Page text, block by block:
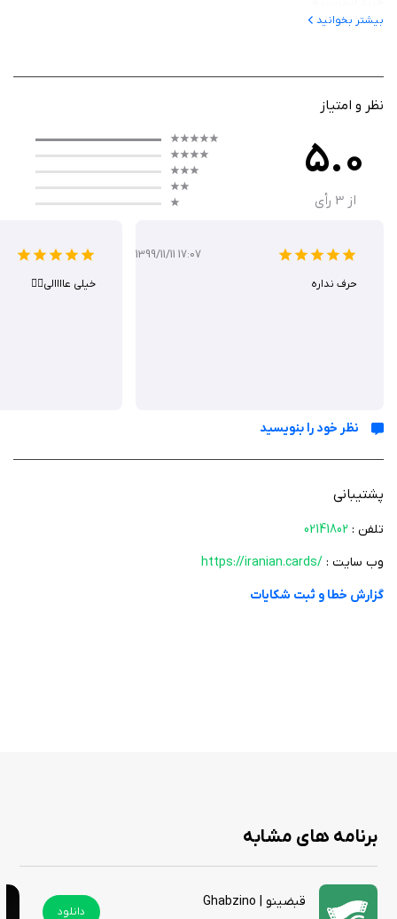
ولی با این مزیت که درصدی از مبلغ خرید را بابت هر نوع خریدی که انجام می
دهید، به کارت شما بر می گرداند.
همچنین مراکز خدمات متنوعی مانند رستوران ها، فروشگاه ها، ورزش و سرگرمی،
هتل ها و … برای دارندگان ایران کارت با درصد قابل توجهی از برگشت نقدی در
نظر گرفته شده است که بر اساس سطح کارت شما متفاوت خواهد بود.
دریافت ایران کارت راحت و رایگان است و بصورت آنلاین می توانید آن را
بیشتر بخوانید
نظر و امتیاز
5.0
از3 رأی
1399/11/11 17:07
حرف نداره خیلی عاااالی👍🏻
نظر خود را بنویسید
پشتیبانی
تلفن : 02141802
وب سایت : https://iranian.cards/
گزارش خطا و ثبت شکایات
برنامه های مشابه
قبضینو | Ghabzino
دانلود